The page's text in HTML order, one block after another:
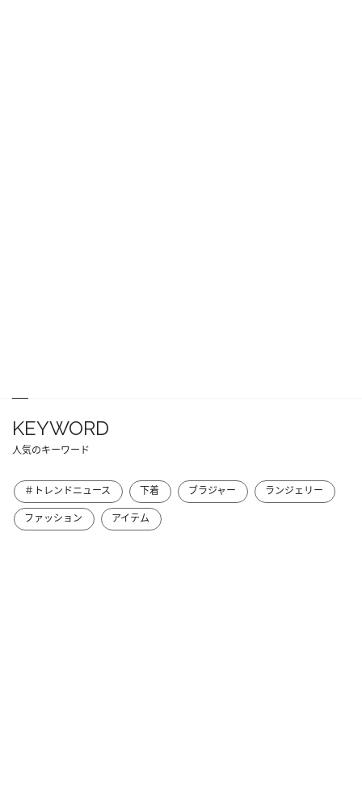
KEYWORD
人気のキーワード
＃トレンドニュース 下着 ブラジャー
ランジェリー
ファッション
アイテム